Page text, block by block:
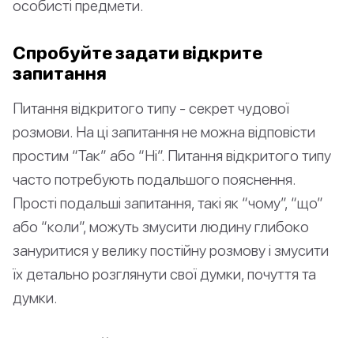
особисті предмети.
Спробуйте задати відкрите
запитання
Питання відкритого типу - секрет чудової
розмови. На ці запитання не можна відповісти
простим “Так” або “Ні”. Питання відкритого типу
часто потребують подальшого пояснення.
Прості подальші запитання, такі як “чому”, “що”
або “коли”, можуть змусити людину глибоко
зануритися у велику постійну розмову і змусити
їх детально розглянути свої думки, почуття та
думки.